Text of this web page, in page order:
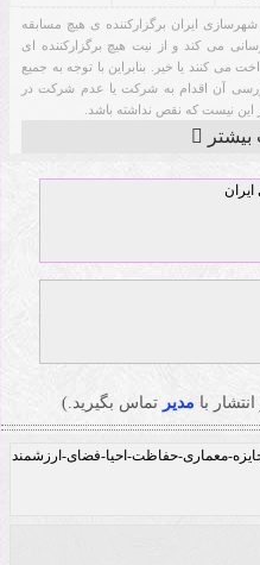
ایران برگزارکننده ی هیچ مسابقه
می کند و از نیت هیچ برگزارکننده ای
می کنند یا خیر. بنابراین با توجه به جمیع
آن اقدام به شرکت یا عدم شرکت در
این نیست که نقص نداشته باشد.
با مدیر تماس بگیرید.)
ارزشمند